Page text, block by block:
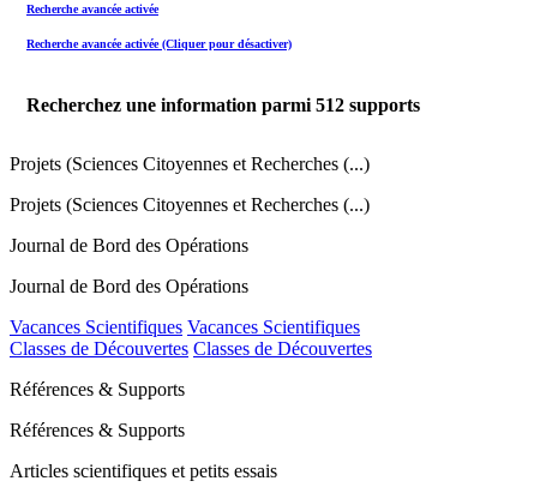
Recherche avancée activée
Recherche avancée activée (Cliquer pour désactiver)
Recherchez une information parmi 512 supports
Projets (Sciences Citoyennes et Recherches (...)
Projets (Sciences Citoyennes et Recherches (...)
Journal de Bord des Opérations
Journal de Bord des Opérations
Vacances Scientifiques Vacances Scientifiques
Classes de Découvertes Classes de Découvertes
Références & Supports
Références & Supports
Articles scientifiques et petits essais